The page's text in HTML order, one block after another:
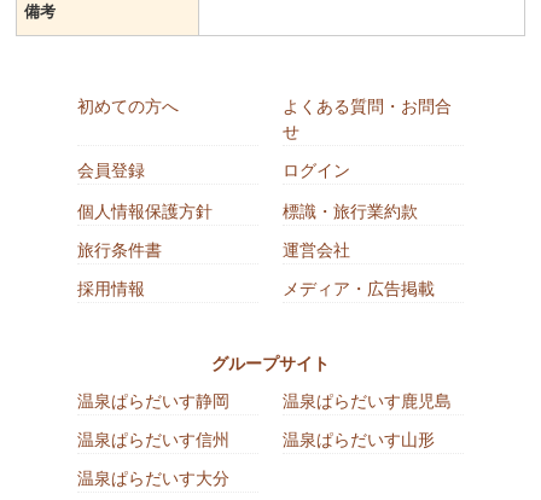
備考
初めての方へ
よくある質問・お問合
せ
会員登録
ログイン
個人情報保護方針
標識・旅行業約款
旅行条件書
運営会社
採用情報
メディア・広告掲載
グループサイト
温泉ぱらだいす静岡
温泉ぱらだいす鹿児島
温泉ぱらだいす信州
温泉ぱらだいす山形
温泉ぱらだいす大分